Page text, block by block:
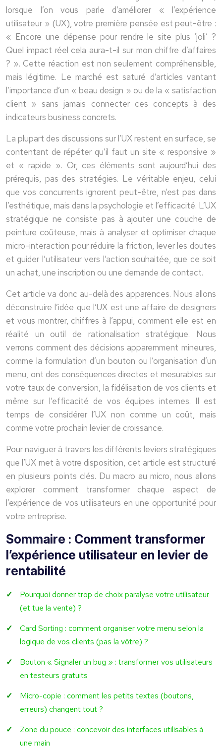
lorsque l’on vous parle d’améliorer « l’expérience
utilisateur » (UX), votre première pensée est peut-être :
« Encore une dépense pour rendre le site plus ‘joli’ ?
Quel impact réel cela aura-t-il sur mon chiffre d’affaires
? ». Cette réaction est non seulement compréhensible,
mais légitime. Le marché est saturé d’articles vantant
l’importance d’un « beau design » ou de la « satisfaction
client » sans jamais connecter ces concepts à des
indicateurs business concrets.
La plupart des discussions sur l’UX restent en surface, se
contentant de répéter qu’il faut un site « responsive »
et « rapide ». Or, ces éléments sont aujourd’hui des
prérequis, pas des stratégies. Le véritable enjeu, celui
que vos concurrents ignorent peut-être, n’est pas dans
l’esthétique, mais dans la psychologie et l’efficacité. L’UX
stratégique ne consiste pas à ajouter une couche de
peinture coûteuse, mais à analyser et optimiser chaque
micro-interaction pour réduire la friction, lever les doutes
et guider l’utilisateur vers l’action souhaitée, que ce soit
un achat, une inscription ou une demande de contact.
Cet article va donc au-delà des apparences. Nous allons
déconstruire l’idée que l’UX est une affaire de designers
et vous montrer, chiffres à l’appui, comment elle est en
réalité un outil de rationalisation stratégique. Nous
verrons comment des décisions apparemment mineures,
comme la formulation d’un bouton ou l’organisation d’un
menu, ont des conséquences directes et mesurables sur
votre taux de conversion, la fidélisation de vos clients et
même sur l’efficacité de vos équipes internes. Il est
temps de considérer l’UX non comme un coût, mais
comme votre prochain levier de croissance.
Pour naviguer à travers les différents leviers stratégiques
que l’UX met à votre disposition, cet article est structuré
en plusieurs points clés. Du macro au micro, nous allons
explorer comment transformer chaque aspect de
l’expérience de vos utilisateurs en une opportunité pour
votre entreprise.
Sommaire : Comment transformer
l’expérience utilisateur en levier de
rentabilité
Pourquoi donner trop de choix paralyse votre utilisateur
(et tue la vente) ?
Card Sorting : comment organiser votre menu selon la
logique de vos clients (pas la vôtre) ?
Bouton « Signaler un bug » : transformer vos utilisateurs
en testeurs gratuits
Micro-copie : comment les petits textes (boutons,
erreurs) changent tout ?
Zone du pouce : concevoir des interfaces utilisables à
une main